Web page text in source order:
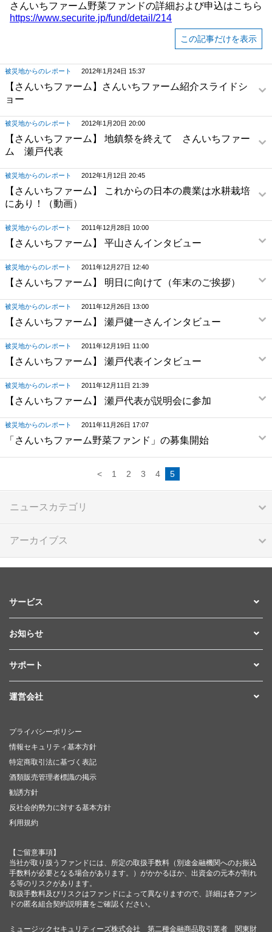
さんいちファーム野菜ファンドの詳細および申込はこちら
https://www.securite.jp/fund/detail/214
この記事だけを表示
被災地からのレポート 2012年1月24日 15:37
【さんいちファーム】さんいちファーム紹介スライドシ
ョー
被災地からのレポート 2012年1月20日 20:00
【さんいちファーム】 地鎮祭を終えて さんいちファー
ム 瀬戸代表
被災地からのレポート 2012年1月12日 20:45
【さんいちファーム】 これからの日本の農業は水耕栽培
にあり！（動画）
被災地からのレポート 2011年12月28日 10:00
【さんいちファーム】 平山さんインタビュー
被災地からのレポート 2011年12月27日 12:40
【さんいちファーム】 明日に向けて（年末のご挨拶）
被災地からのレポート 2011年12月26日 13:00
【さんいちファーム】 瀬戸健一さんインタビュー
被災地からのレポート 2011年12月19日 11:00
【さんいちファーム】 瀬戸代表インタビュー
被災地からのレポート 2011年12月11日 21:39
【さんいちファーム】 瀬戸代表が説明会に参加
被災地からのレポート 2011年11月26日 17:07
「さんいちファーム野菜ファンド」の募集開始
< 1 2 3 4 5
ニュースカテゴリ
アーカイブス
サービス
お知らせ
サポート
運営会社
プライバシーポリシー
情報セキュリティ基本方針
特定商取引法に基づく表記
酒類販売管理者標識の掲示
勧誘方針
反社会的勢力に対する基本方針
利用規約
【ご留意事項】
当社が取り扱うファンドには、所定の取扱手数料（別途金融機関へのお振込
手数料が必要となる場合があります。）がかかるほか、出資金の元本が割れ
る等のリスクがあります。
取扱手数料及びリスクはファンドによって異なりますので、詳細は各ファン
ドの匿名組合契約説明書をご確認ください。
ミュージックセキュリティーズ株式会社 第二種金融商品取引業者 関東財